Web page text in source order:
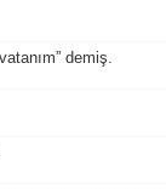
demiş.